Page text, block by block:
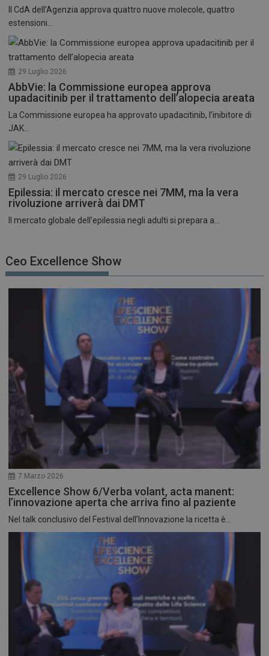
Il CdA dell’Agenzia approva quattro nuove molecole, quattro
estensioni...
29 Luglio 2026
AbbVie: la Commissione europea approva
upadacitinib per il trattamento dell’alopecia areata
La Commissione europea ha approvato upadacitinib, l’inibitore di
JAK...
29 Luglio 2026
Epilessia: il mercato cresce nei 7MM, ma la vera
rivoluzione arriverà dai DMT
Il mercato globale dell’epilessia negli adulti si prepara a...
Ceo Excellence Show
7 Marzo 2026
Excellence Show 6/Verba volant, acta manent:
l’innovazione aperta che arriva fino al paziente
Nel talk conclusivo del Festival dell’Innovazione la ricetta è...